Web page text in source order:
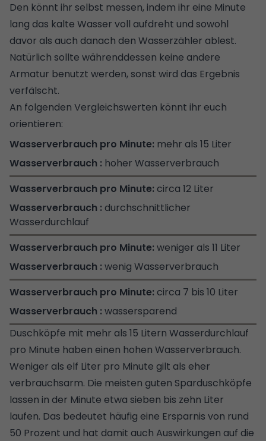
Den könnt ihr selbst messen, indem ihr eine Minute
lang das kalte Wasser voll aufdreht und sowohl
davor als auch danach den Wasserzähler ablest.
Natürlich sollte währenddessen keine andere
Armatur benutzt werden, sonst wird das Ergebnis
verfälscht.
An folgenden Vergleichswerten könnt ihr euch
orientieren:
mehr als 15 Liter
hoher Wasserverbrauch
circa 12 Liter
durchschnittlicher
Wasserdurchlauf
weniger als 11 Liter
wenig Wasserverbrauch
circa 7 bis 10 Liter
wassersparend
Duschköpfe mit mehr als 15 Litern Wasserdurchlauf
pro Minute haben einen hohen Wasserverbrauch.
Weniger als elf Liter pro Minute gilt als eher
verbrauchsarm. Die meisten guten Sparduschköpfe
lassen in der Minute etwa sieben bis zehn Liter
laufen. Das bedeutet häufig eine Ersparnis von rund
50 Prozent und hat damit auch Auswirkungen auf die